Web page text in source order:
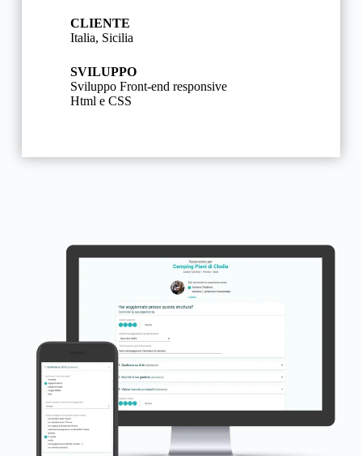
CLIENTE
Italia, Sicilia
SVILUPPO
Sviluppo Front-end responsive
Html e CSS